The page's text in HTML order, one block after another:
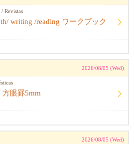
Revistas
writing /reading ワークブック
2026/08/05 (Wed)
眼罫5mm
2026/08/05 (Wed)